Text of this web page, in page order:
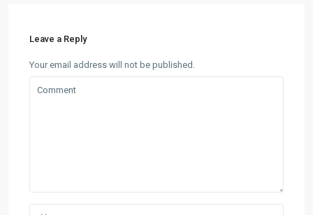
Leave a Reply
Your email address will not be published.